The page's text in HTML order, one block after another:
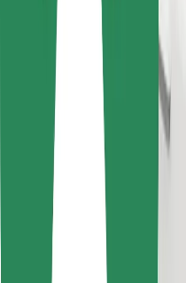
Cookies
Seguridad
¡Conseguí un viaje
Descargar la
Descargar la